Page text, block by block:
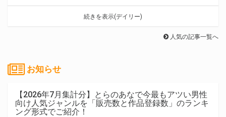
続きを表示(デイリー)
人気の記事一覧へ
お知らせ
【2026年7月集計分】とらのあなで今最もアツい男性
向け人気ジャンルを「販売数と作品登録数」のランキ
ング形式でご紹介！